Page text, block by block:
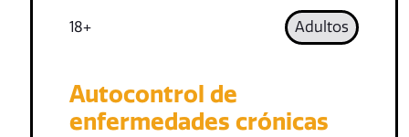
18+ Adultos
Autocontrol de
enfermedades crónicas